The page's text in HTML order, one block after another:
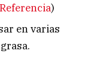
Referencia)
en varias